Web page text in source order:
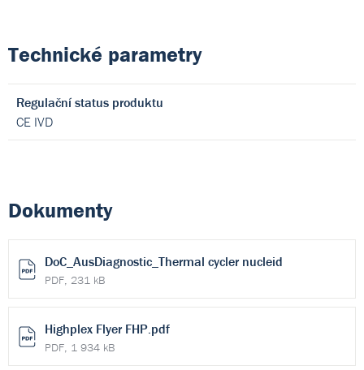
Technické parametry
Regulační status produktu
CE IVD
Dokumenty
DoC_AusDiagnostic_Thermal cycler nucleid
PDF, 231 kB
Highplex Flyer FHP.pdf
PDF, 1 934 kB